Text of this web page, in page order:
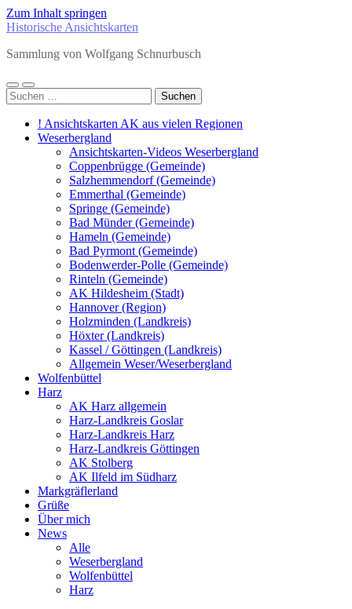
Zum Inhalt springen
Historische Ansichtskarten
Sammlung von Wolfgang Schnurbusch
Mobile-
Menü
Suchfeld
ein-/ausblenden
Suchen
nach:
! Ansichtskarten AK aus vielen Regionen
Weserbergland
Ansichtskarten-Videos Weserbergland
Coppenbrügge (Gemeinde)
Salzhemmendorf (Gemeinde)
Emmerthal (Gemeinde)
Springe (Gemeinde)
Bad Münder (Gemeinde)
Hameln (Gemeinde)
Bad Pyrmont (Gemeinde)
Bodenwerder-Polle (Gemeinde)
Rinteln (Gemeinde)
AK Hildesheim (Stadt)
Hannover (Region)
Holzminden (Landkreis)
Höxter (Landkreis)
Kassel / Göttingen (Landkreis)
Allgemein Weser/Weserbergland
Wolfenbüttel
Harz
AK Harz allgemein
Harz-Landkreis Goslar
Harz-Landkreis Harz
Harz-Landkreis Göttingen
AK Stolberg
AK Ilfeld im Südharz
Markgräflerland
Grüße
Über mich
News
Alle
Weserbergland
Wolfenbüttel
Harz